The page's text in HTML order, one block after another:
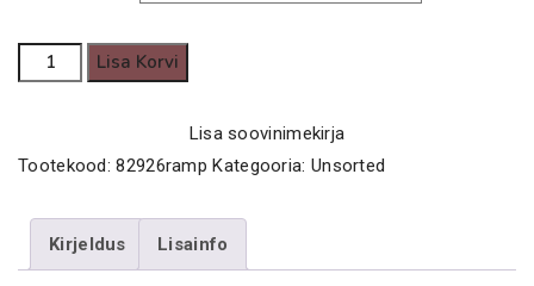
Komodo
Large
Ramp
Lisa Korvi
Lisa soovinimekirja
Tootekood:82926ramp Kategooria: Unsorted
Kirjeldus Lisainfo